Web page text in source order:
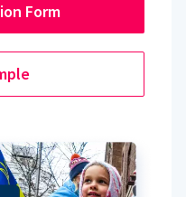
Form